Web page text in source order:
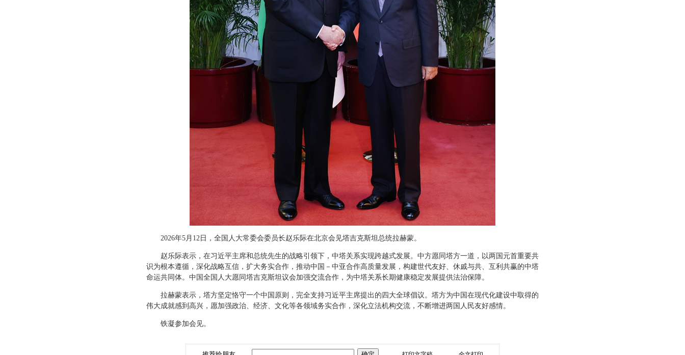
2026年5月12日，全国人大常委会委员长赵乐际在北京会见塔吉克斯坦总统拉赫蒙。
赵乐际表示，在习近平主席和总统先生的战略引领下，中塔关系实现跨越式发展。中方愿同塔方一道，以两国元首重要共
识为根本遵循，深化战略互信，扩大务实合作，推动中国－中亚合作高质量发展，构建世代友好、休戚与共、互利共赢的中塔
命运共同体。中国全国人大愿同塔吉克斯坦议会加强交流合作，为中塔关系长期健康稳定发展提供法治保障。
拉赫蒙表示，塔方坚定恪守一个中国原则，完全支持习近平主席提出的四大全球倡议。塔方为中国在现代化建设中取得的
伟大成就感到高兴，愿加强政治、经济、文化等各领域务实合作，深化立法机构交流，不断增进两国人民友好感情。
铁凝参加会见。